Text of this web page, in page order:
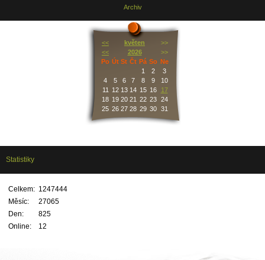
Archiv
<< květen
>>
<<
2026
>>
Po Út St Čt Pá So Ne
1
2
3
4
5 6 7 8 9
10
11
12 13 14 15 16
17
18 19 20 21 22 23 24
25 26 27 28 29 30 31
Statistiky
Online: 12
Celkem: 1247444
Měsíc:
27065
Den:
825